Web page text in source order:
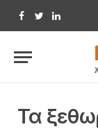
Facebook
TwitterLinkedIn
Τα